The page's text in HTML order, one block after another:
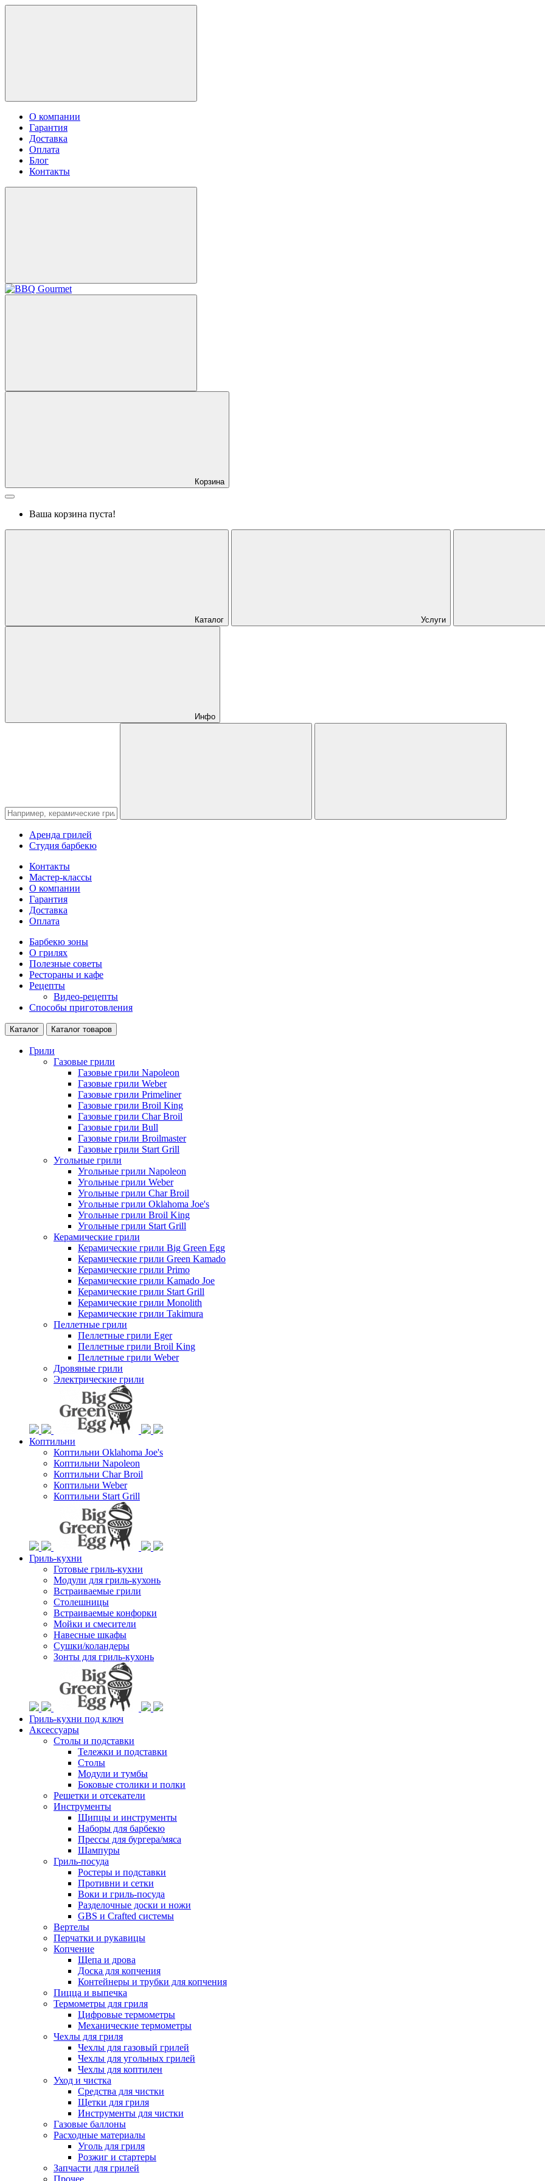
О компании
Гарантия
Доставка
Оплата
Блог
Контакты
Корзина
Ваша корзина пуста!
Каталог Услуги
Инфо
Аренда грилей
Студия барбекю
Контакты
Мастер-классы
О компании
Гарантия
Доставка
Оплата
Барбекю зоны
О грилях
Полезные советы
Рестораны и кафе
Рецепты
Видео-рецепты
Способы приготовления
Каталог Каталог товаров
Грили
Газовые грили
Газовые грили Napoleon
Газовые грили Weber
Газовые грили Primeliner
Газовые грили Broil King
Газовые грили Char Broil
Газовые грили Bull
Газовые грили Broilmaster
Газовые грили Start Grill
Угольные грили
Угольные грили Napoleon
Угольные грили Weber
Угольные грили Char Broil
Угольные грили Oklahoma Joe's
Угольные грили Broil King
Угольные грили Start Grill
Керамические грили
Керамические грили Big Green Egg
Керамические грили Green Kamado
Керамические грили Primo
Керамические грили Kamado Joe
Керамические грили Start Grill
Керамические грили Monolith
Керамические грили Takimura
Пеллетные грили
Пеллетные грили Eger
Пеллетные грили Broil King
Пеллетные грили Weber
Дровяные грили
Электрические грили
Коптильни
Коптильни Oklahoma Joe's
Коптильни Napoleon
Коптильни Char Broil
Коптильни Weber
Коптильни Start Grill
Гриль-кухни
Готовые гриль-кухни
Модули для гриль-кухонь
Встраиваемые грили
Столешницы
Встраиваемые конфорки
Мойки и смесители
Навесные шкафы
Сушки/коландеры
Зонты для гриль-кухонь
Гриль-кухни под ключ
Аксессуары
Столы и подставки
Тележки и подставки
Столы
Модули и тумбы
Боковые столики и полки
Решетки и отсекатели
Инструменты
Щипцы и инструменты
Наборы для барбекю
Прессы для бургера/мяса
Шампуры
Гриль-посуда
Ростеры и подставки
Противни и сетки
Воки и гриль-посуда
Разделочные доски и ножи
GBS и Crafted системы
Вертелы
Перчатки и рукавицы
Копчение
Щепа и дрова
Доска для копчения
Контейнеры и трубки для копчения
Пицца и выпечка
Термометры для гриля
Цифровые термометры
Механические термометры
Чехлы для гриля
Чехлы для газовый грилей
Чехлы для угольных грилей
Чехлы для коптилен
Уход и чистка
Средства для чистки
Щетки для гриля
Инструменты для чистки
Газовые баллоны
Расходные материалы
Уголь для гриля
Розжиг и стартеры
Запчасти для грилей
Прочее